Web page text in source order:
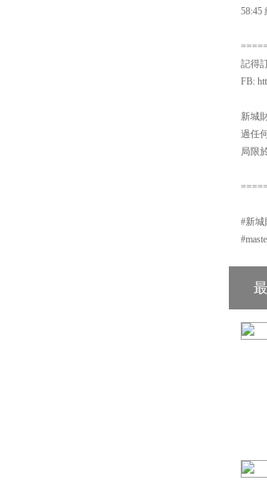
58:45
記得
FB:
新城
過任
局限
#新城